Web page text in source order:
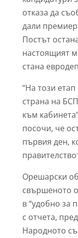
отказа да
дали
Постът
настоящият
стана
“На този
страна на
към
посочи, че
първия ден,
Орешарски
свършеното
в “удобно за
с отчета,
Народното